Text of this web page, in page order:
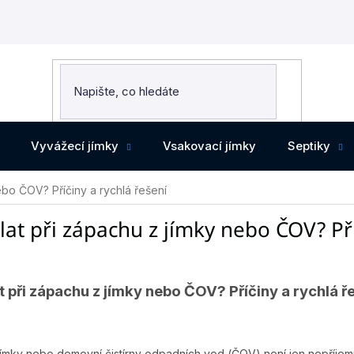
Vyvážecí jímky Vsakovací jímky Septiky
ČOV? Příčiny a rychlá řešení
při zápachu z jímky nebo ČOV?
při zápachu z jímky nebo ČOV? Příčiny a rychlá